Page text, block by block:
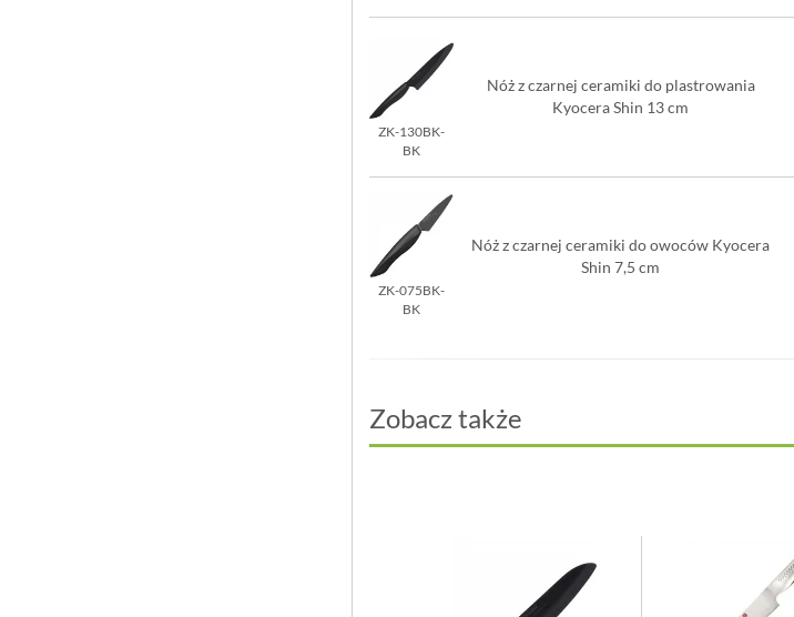
ZK-130BK-
BK
Nóż z czarnej ceramiki do plastrowania
Kyocera Shin 13 cm
ZK-075BK-
BK
Nóż z czarnej ceramiki do owoców Kyocera
Shin 7,5 cm
Zobacz także